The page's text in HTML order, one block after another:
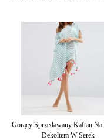
Gorący Sprzedawany Kaftan Na
Dekoltem W Serek